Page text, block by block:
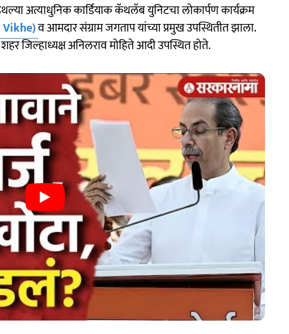
अत्याधुनिक कार्डियाक कॅथलॅब युनिटचा लोकार्पण कार्यक्रम
व आमदार संग्राम जगताप यांच्या प्रमुख उपस्थितीत झाला.
जिल्हाध्यक्ष अनिलराव मोहिते आदी उपस्थित होते.